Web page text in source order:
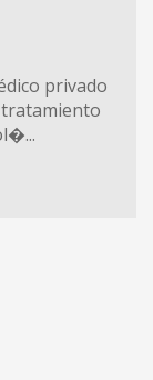
privado
tratamiento